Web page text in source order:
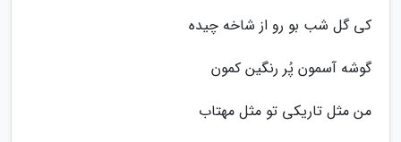
کی گل شب بو رو از شاخه چیده
گوشه آسمون پُر رنگین کمون
من مثل تاریکی تو مثل مهتاب